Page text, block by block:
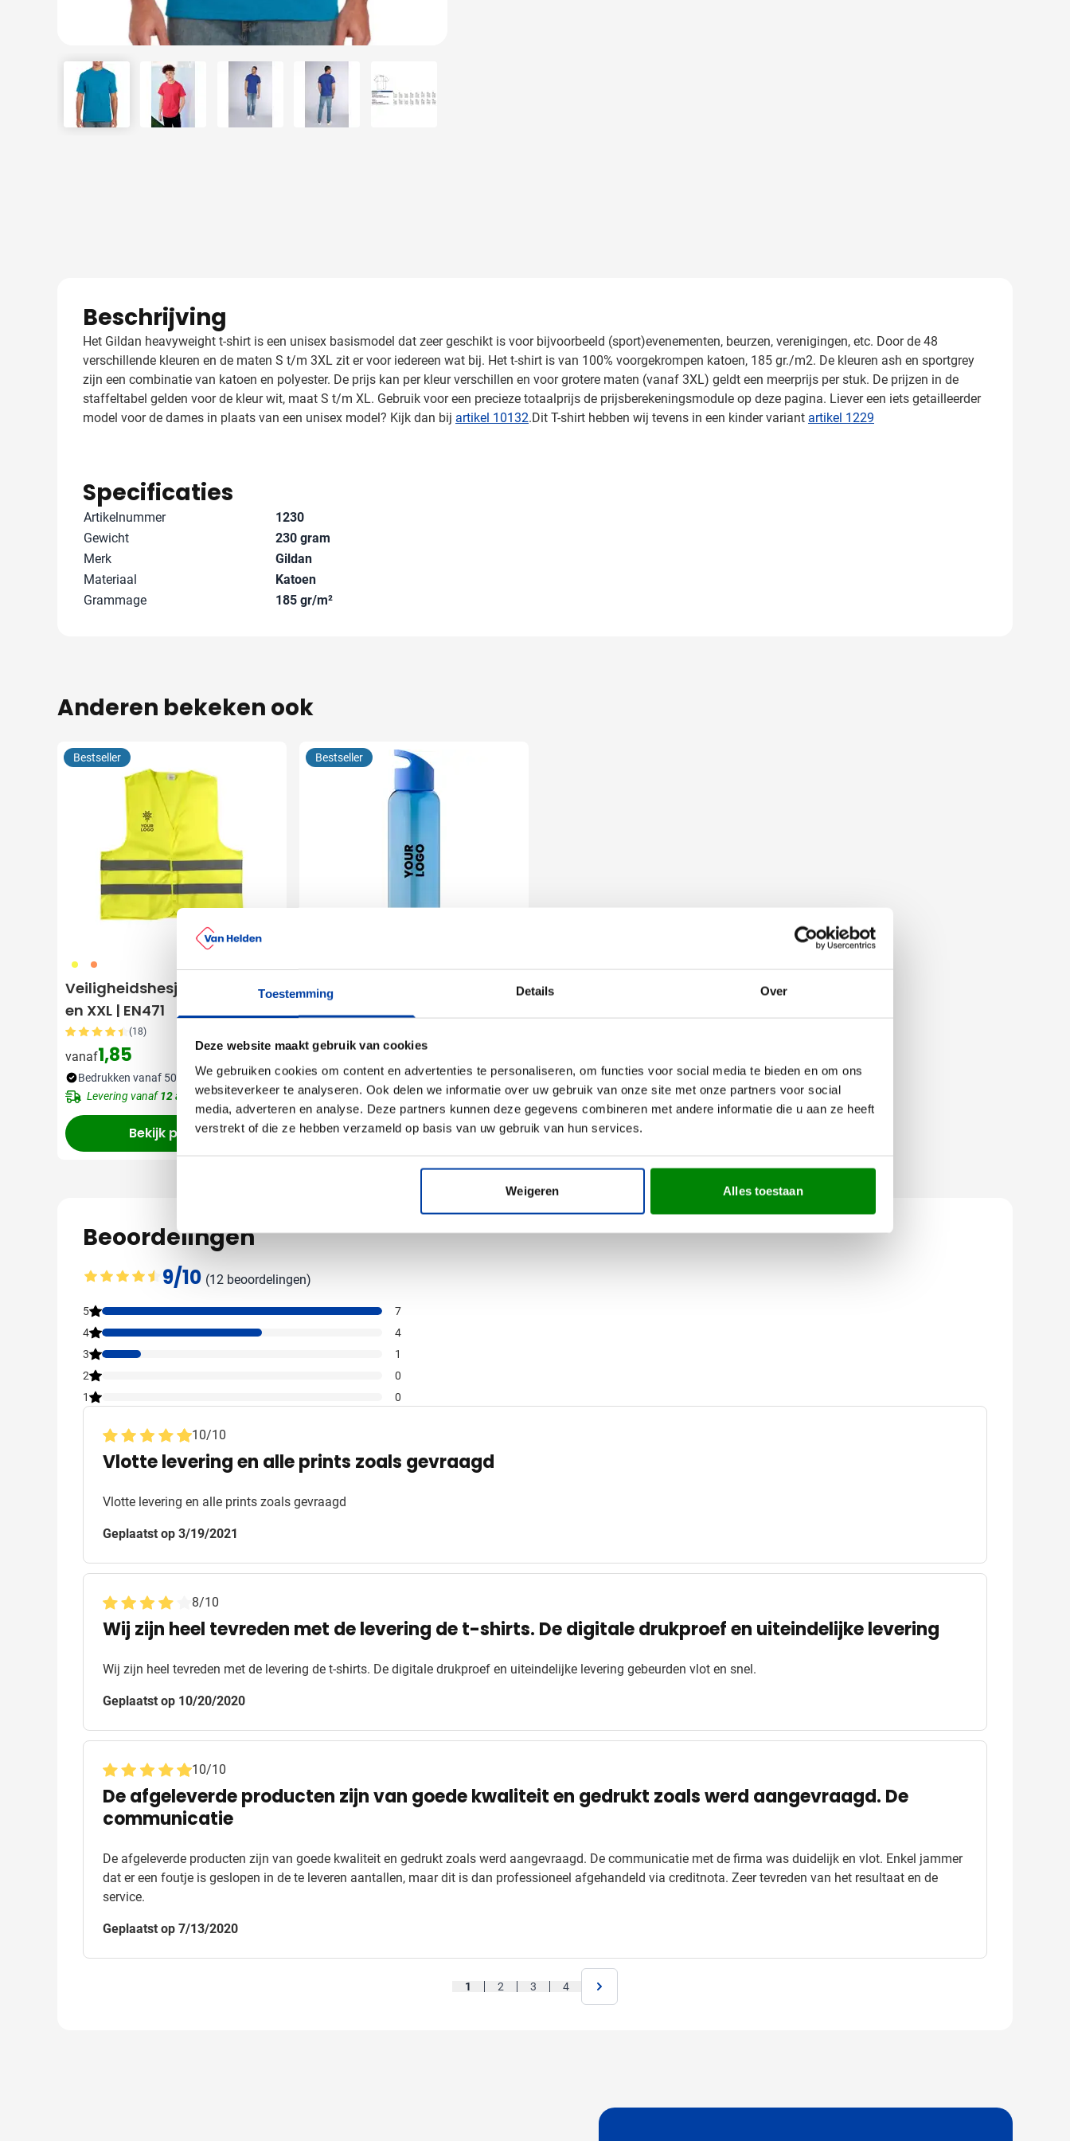
Toestemming Details Over
Deze website maakt gebruik van cookies
We gebruiken cookies om content en advertenties te personaliseren, om functies voor social media te bieden en om ons
websiteverkeer te analyseren. Ook delen we informatie over uw gebruik van onze site met onze partners voor social
media, adverteren en analyse. Deze partners kunnen deze gegevens combineren met andere informatie die u aan ze heeft
verstrekt of die ze hebben verzameld op basis van uw gebruik van hun services.
Weigeren Alles toestaan
View larger imageView larger imageView larger imageView larger image
Beschrijving
Het Gildan heavyweight t-shirt is een unisex basismodel dat zeer geschikt is voor bijvoorbeeld (sport)evenementen, beurzen, verenigingen, etc. Door de 48
verschillende kleuren en de maten S t/m 3XL zit er voor iedereen wat bij. Het t-shirt is van 100% voorgekrompen katoen, 185 gr./m2. De kleuren ash en sportgrey
zijn een combinatie van katoen en polyester. De prijs kan per kleur verschillen en voor grotere maten (vanaf 3XL) geldt een meerprijs per stuk. De prijzen in de
staffeltabel gelden voor de kleur wit, maat S t/m XL. Gebruik voor een precieze totaalprijs de prijsberekeningsmodule op deze pagina. Liever een iets getailleerder
model voor de dames in plaats van een unisex model? Kijk dan bij artikel 10132.Dit T-shirt hebben wij tevens in een kinder variant artikel 1229
Specificaties
Artikelnummer
1230
Gewicht
230 gram
Merk
Gildan
Materiaal
Katoen
Grammage
185 gr/m²
Anderen bekeken ook
006 007
Veiligheidshesje See | M, XL
en XXL | EN471
(18)
vanaf1,85
Bestseller
Bedrukken vanaf 50 stuks
Levering vanaf12 augustus
Bekijk product
Drinkfles Active | 500 ml |
Gerecycleerd | Draaglus
vanaf 1,51
Bestseller
Bedrukken vanaf 15 stuks
Levering vanaf14 augustus
Bekijk product
Beoordelingen
Gemiddelde beoordeling: 9 van 10
9/10 (12 beoordelingen)
5
7
4
4
3
1
2
0
1
0
10/10
Vlotte levering en alle prints zoals gevraagd
Vlotte levering en alle prints zoals gevraagd
Geplaatst op 3/19/2021
8/10
Wij zijn heel tevreden met de levering de t-shirts. De digitale drukproef en uiteindelijke levering
Wij zijn heel tevreden met de levering de t-shirts. De digitale drukproef en uiteindelijke levering gebeurden vlot en snel.
Geplaatst op 10/20/2020
10/10
De afgeleverde producten zijn van goede kwaliteit en gedrukt zoals werd aangevraagd. De
communicatie
De afgeleverde producten zijn van goede kwaliteit en gedrukt zoals werd aangevraagd. De communicatie met de firma was duidelijk en vlot. Enkel jammer
dat er een foutje is geslopen in de te leveren aantallen, maar dit is dan professioneel afgehandeld via creditnota. Zeer tevreden van het resultaat en de
service.
Geplaatst op 7/13/2020
1 2 3 4